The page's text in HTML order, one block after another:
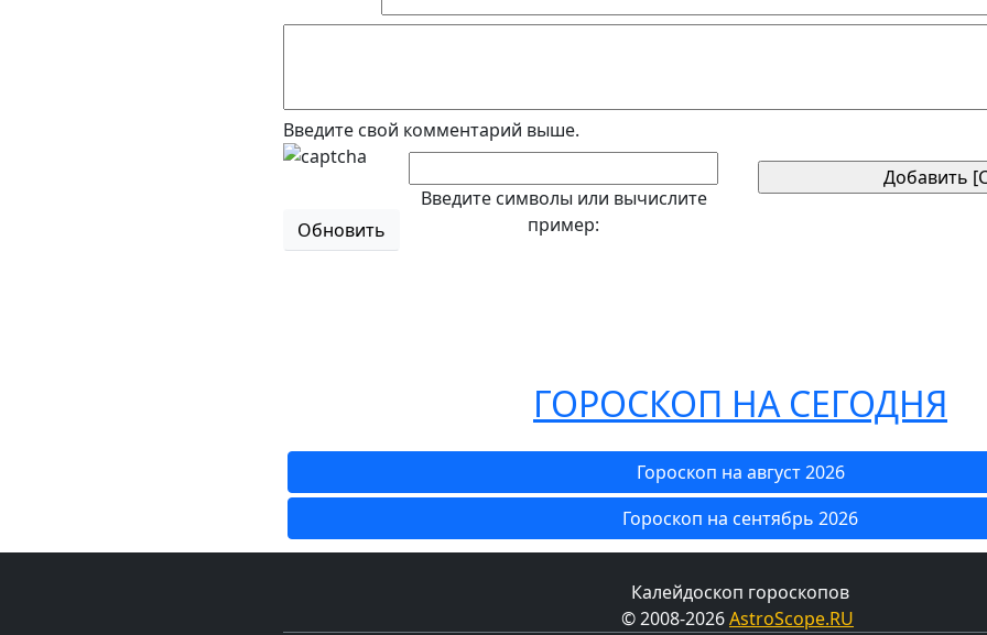
Введите свой комментарий выше.
Обновить
Введите символы или вычислите
пример:
ГОРОСКОП НА СЕГОДНЯ
Гороскоп на август 2026
Гороскоп на сентябрь 2026
Калейдоскоп гороскопов
© 2008-2026AstroScope.RU